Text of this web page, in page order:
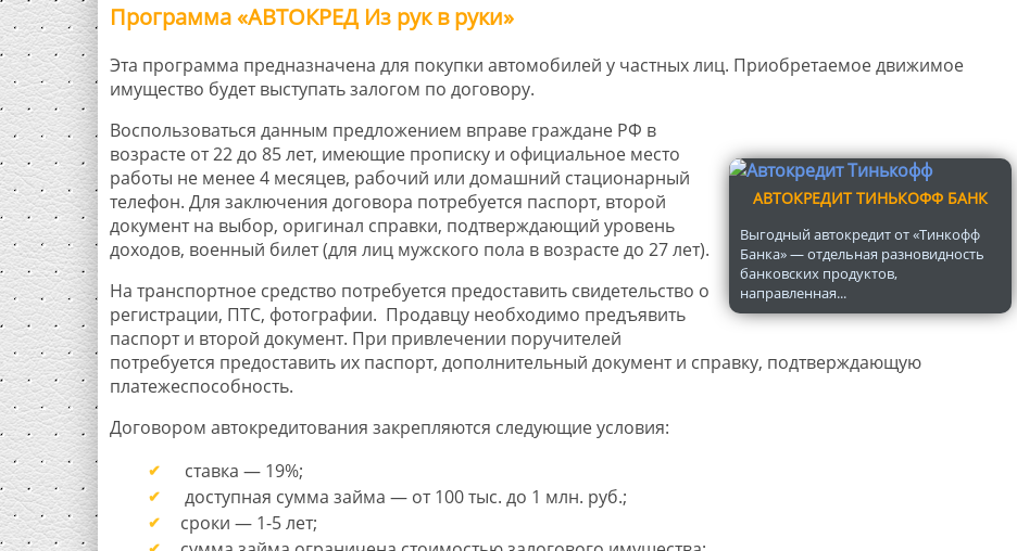
Программа «АВТОКРЕД Из рук в руки»
Эта программа предназначена для покупки автомобилей у частных лиц. Приобретаемое движимое
имущество будет выступать залогом по договору.
АВТОКРЕДИТ ТИНЬКОФФ БАНК
Выгодный автокредит от «Тинкофф
Банка» — отдельная разновидность
банковских продуктов,
направленная...
Воспользоваться данным предложением вправе граждане РФ в
возрасте от 22 до 85 лет, имеющие прописку и официальное место
работы не менее 4 месяцев, рабочий или домашний стационарный
телефон. Для заключения договора потребуется паспорт, второй
документ на выбор, оригинал справки, подтверждающий уровень
доходов, военный билет (для лиц мужского пола в возрасте до 27 лет).
На транспортное средство потребуется предоставить свидетельство о
регистрации, ПТС, фотографии. Продавцу необходимо предъявить
паспорт и второй документ. При привлечении поручителей
потребуется предоставить их паспорт, дополнительный документ и справку, подтверждающую
платежеспособность.
Договором автокредитования закрепляются следующие условия:
ставка — 19%;
доступная сумма займа — от 100 тыс. до 1 млн. руб.;
сроки — 1-5 лет;